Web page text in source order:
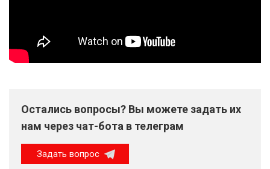
Остались вопросы? Вы можете задать их
нам через чат-бота в телеграм
Задать вопрос